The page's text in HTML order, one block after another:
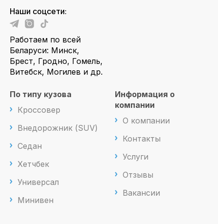
Наши соцсети:
Работаем по всей
Беларуси: Минск,
Брест, Гродно, Гомель,
Витебск, Могилев и др.
По типу кузова
Кроссовер
Внедорожник (SUV)
Седан
Хетчбек
Универсал
Минивен
Информация о
компании
О компании
Контакты
Услуги
Отзывы
Вакансии